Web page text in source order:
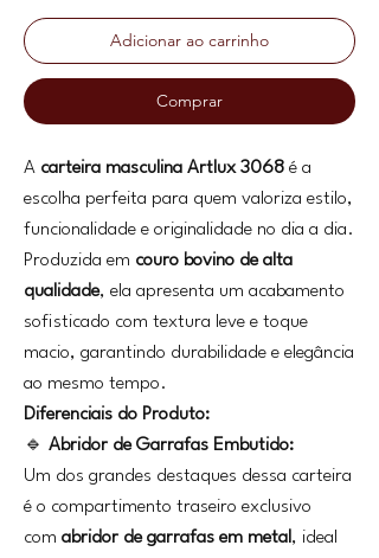
Adicionar ao carrinho
Comprar
A carteira masculina Artlux 3068 é a
escolha perfeita para quem valoriza estilo,
funcionalidade e originalidade no dia a dia.
Produzida em couro bovino de alta
qualidade, ela apresenta um acabamento
sofisticado com textura leve e toque
macio, garantindo durabilidade e elegância
ao mesmo tempo.
Diferenciais do Produto:
🔹 Abridor de Garrafas Embutido:
Um dos grandes destaques dessa carteira
é o compartimento traseiro exclusivo
com abridor de garrafas em metal, ideal